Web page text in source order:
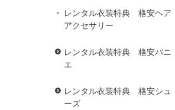
レンタル衣装特典 格安ヘア
アクセサリー
レンタル衣装特典 格安パニ
エ
レンタル衣装特典 格安シュ
ーズ